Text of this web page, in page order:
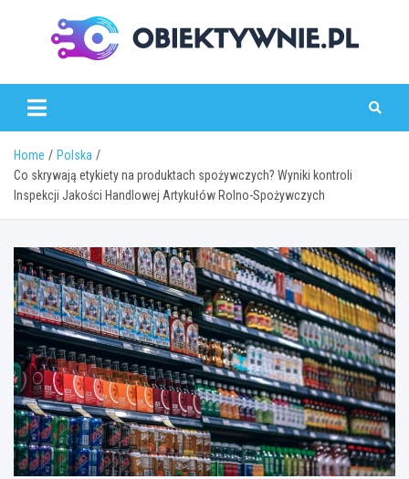
obiektywnie.pl
Home
Polska
Co skrywają etykiety na produktach spożywczych? Wyniki kontroli
Inspekcji Jakości Handlowej Artykułów Rolno-Spożywczych